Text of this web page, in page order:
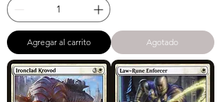
Agregar al carrito Agotado